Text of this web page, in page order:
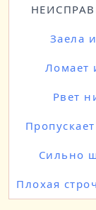
Заела
Ломает
Рвет
Сильно
Плохая